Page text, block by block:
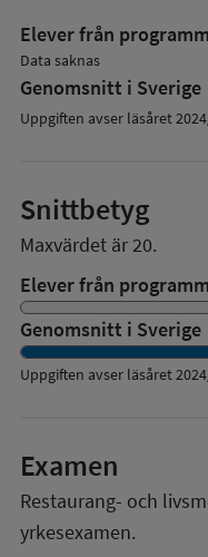
Elever från
Data saknas
Genomsnitt i Sverige
Uppgiften avser läsåret
Snittbetyg
Maxvärdet är 20.
Elever från
Genomsnitt i Sverige
Uppgiften avser läsåret
Examen
Restaurang- och
yrkesexamen.